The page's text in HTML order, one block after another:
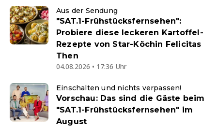
Aus der Sendung
"SAT.1-Frühstücksfernsehen":
Probiere diese leckeren Kartoffel-
Rezepte von Star-Köchin Felicitas
Then
04.08.2026 • 17:36 Uhr
Einschalten und nichts verpassen!
Vorschau: Das sind die Gäste beim
"SAT.1-Frühstücksfernsehen" im
August